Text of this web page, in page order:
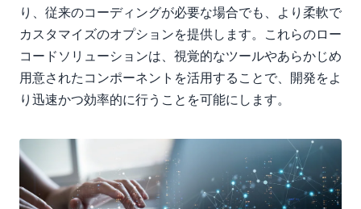
り、従来のコーディングが必要な場合でも、より柔軟で
カスタマイズのオプションを提供します。これらのロー
コードソリューションは、視覚的なツールやあらかじめ
用意されたコンポーネントを活用することで、開発をよ
り迅速かつ効率的に行うことを可能にします。